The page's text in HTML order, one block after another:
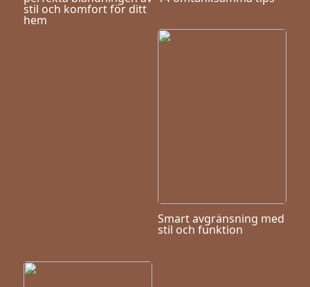
stil och komfort för ditt
hem
Smart avgränsning med
stil och funktion